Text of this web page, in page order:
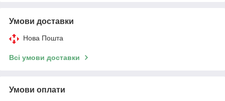
Умови доставки
Нова Пошта
Всі умови доставки
Умови оплати